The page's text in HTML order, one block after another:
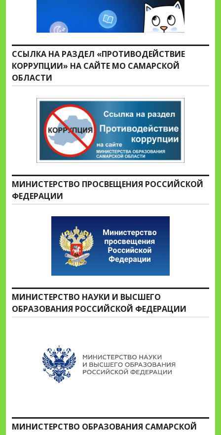
ССЫЛКА НА РАЗДЕЛ «ПРОТИВОДЕЙСТВИЕ
КОРРУПЦИИ» НА САЙТЕ МО САМАРСКОЙ
ОБЛАСТИ
МИНИСТЕРСТВО ПРОСВЕЩЕНИЯ РОССИЙСКОЙ
ФЕДЕРАЦИИ
МИНИСТЕРСТВО НАУКИ И ВЫСШЕГО
ОБРАЗОВАНИЯ РОССИЙСКОЙ ФЕДЕРАЦИИ
МИНИСТЕРСТВО ОБРАЗОВАНИЯ САМАРСКОЙ